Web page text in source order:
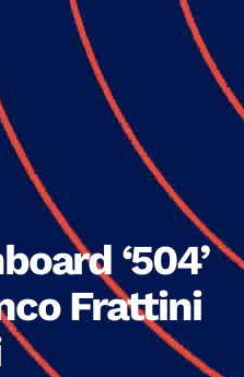
‘504’
Frattini